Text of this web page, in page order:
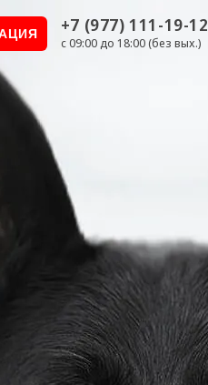
+7 (977) 111-19-12
c 09:00 до 18:00 (без вых.)